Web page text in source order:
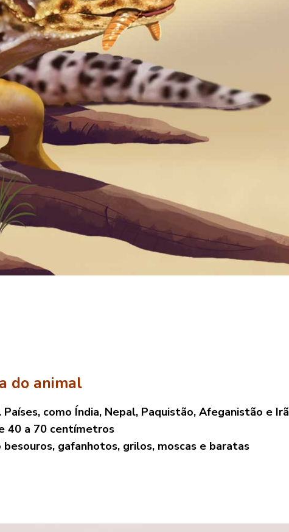
do animal
como Índia, Nepal, Paquistão, Afeganistão e Irã
40 a 70 centímetros
gafanhotos, grilos, moscas e baratas